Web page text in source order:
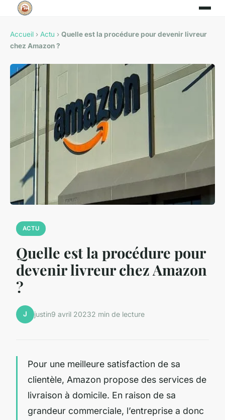
Accueil › Actu › Quelle est la procédure pour devenir livreur
chez Amazon ?
ACTU
Quelle est la procédure pour
devenir livreur chez Amazon
?
J justin9 avril 20232 min de lecture
Pour une meilleure satisfaction de sa
clientèle, Amazon propose des services de
livraison à domicile. En raison de sa
grandeur commerciale, l’entreprise a donc